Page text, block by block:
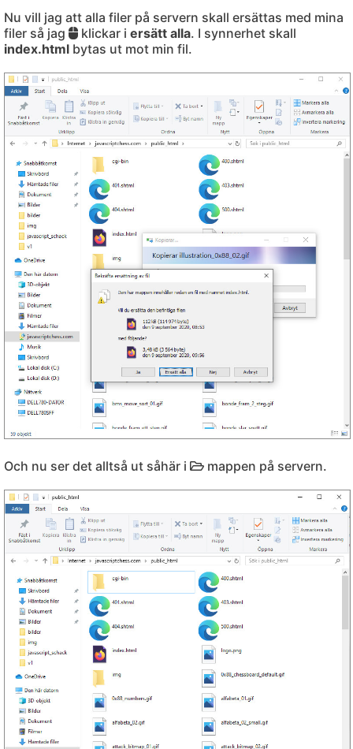
Nu vill jag att alla filer på servern skall ersättas med mina
filer så jag
klickar i ersätt alla. I synnerhet skall
index.html bytas ut mot min fil.
Och nu ser det alltså ut såhär i mappen på servern.